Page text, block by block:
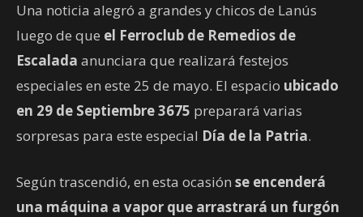
Una noticia alegró a grandes y chicos de Lanús
luego de que el Ferroclub de Remedios de
Escalada anunciara que realizará festejos
especiales en este 25 de mayo. El espacio ubicado
en 29 de Septiembre 3675 preparará varias
sorpresas para este especial Día de la Patria.
Según trascendió, en esta ocasión se encenderá
una máquina a vapor que arrastrará un furgón